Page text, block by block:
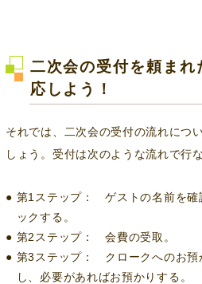
二次会の受付を頼まれ
応しよう！
それでは、二次会の受付の流れにつ
しょう。受付は次のような流れで行
第1ステップ： ゲストの名前を確
ックする。
第2ステップ： 会費の受取。
第3ステップ： クロークへのお預
し、必要があればお預かりする。